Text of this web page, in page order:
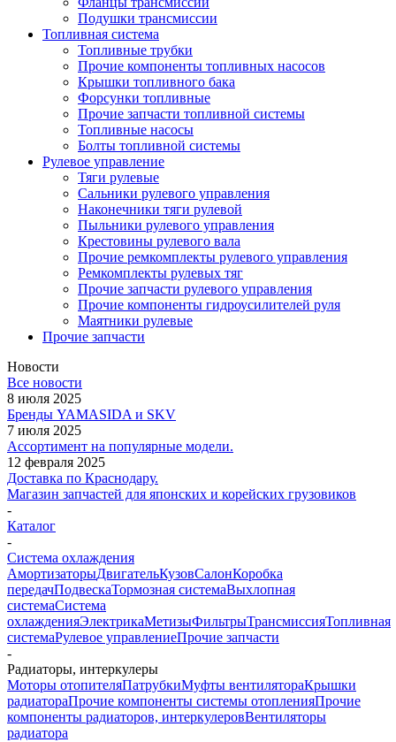
Подушки трансмиссии
Топливная система
Топливные трубки
Прочие компоненты топливных насосов
Крышки топливного бака
Форсунки топливные
Прочие запчасти топливной системы
Топливные насосы
Болты топливной системы
Рулевое управление
Тяги рулевые
Сальники рулевого управления
Наконечники тяги рулевой
Пыльники рулевого управления
Крестовины рулевого вала
Прочие ремкомплекты рулевого управления
Ремкомплекты рулевых тяг
Прочие запчасти рулевого управления
Прочие компоненты гидроусилителей руля
Маятники рулевые
Прочие запчасти
Новости
Все новости
8 июля 2025
Бренды YAMASIDA и SKV
7 июля 2025
Ассортимент на популярные модели.
12 февраля 2025
Доставка по Краснодару.
Магазин запчастей для японских и корейских грузовиков
-
Каталог
-
Система охлаждения
АмортизаторыДвигательКузовСалонКоробка
передачПодвескаТормозная системаВыхлопная
системаСистема
охлажденияЭлектрикаМетизыФильтрыТрансмиссияТопливная
системаРулевое управлениеПрочие запчасти
-
Радиаторы, интеркулеры
Моторы отопителяПатрубкиМуфты вентилятораКрышки
радиатораПрочие компоненты системы отопленияПрочие
компоненты радиаторов, интеркулеровВентиляторы
радиатора